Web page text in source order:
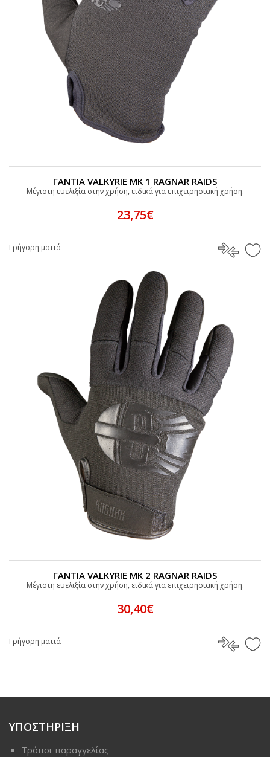
ΓΑΝΤΙΑ VALKYRIE MK 1 RAGNAR RAIDS
Μέγιστη ευελιξία στην χρήση, ειδικά για επιχειρησιακή χρήση.
23,75€
Γρήγορη ματιά
ΓΑΝΤΙΑ VALKYRIE MK 2 RAGNAR RAIDS
Μέγιστη ευελιξία στην χρήση, ειδικά για επιχειρησιακή χρήση.
30,40€
Γρήγορη ματιά
ΥΠΟΣΤΗΡΙΞΗ
Τρόποι παραγγελίας